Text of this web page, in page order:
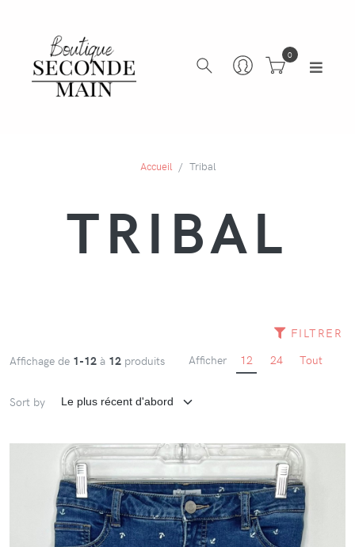
0
Accueil Tribal
TRIBAL
FILTRER
Affichage de 1-12 à 12 produits Afficher 12 24 Tout
Sort by